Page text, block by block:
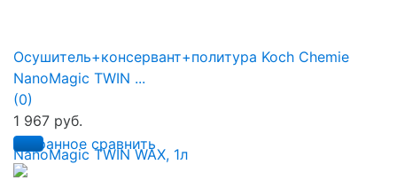
избранное сравнить
Осушитель+консервант+политура Koch Chemie
NanoMagic TWIN ...
(0)
1 967 руб.